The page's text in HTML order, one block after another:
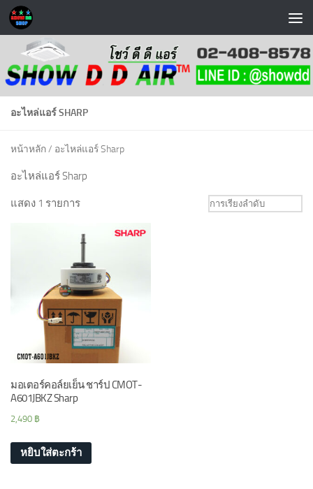
Skip to content
อะไหล่แอร์ SHARP
หน้าหลัก/ อะไหล่แอร์ Sharp
อะไหล่แอร์ Sharp
แสดง 1 รายการ
มอเตอร์คอล์ยเย็น ชาร์ป CMOT-
A601JBKZ Sharp
2,490 ฿
หยิบใส่ตะกร้า